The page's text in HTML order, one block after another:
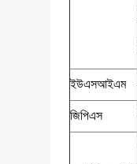
ইউএসআইএম
জিপিএস